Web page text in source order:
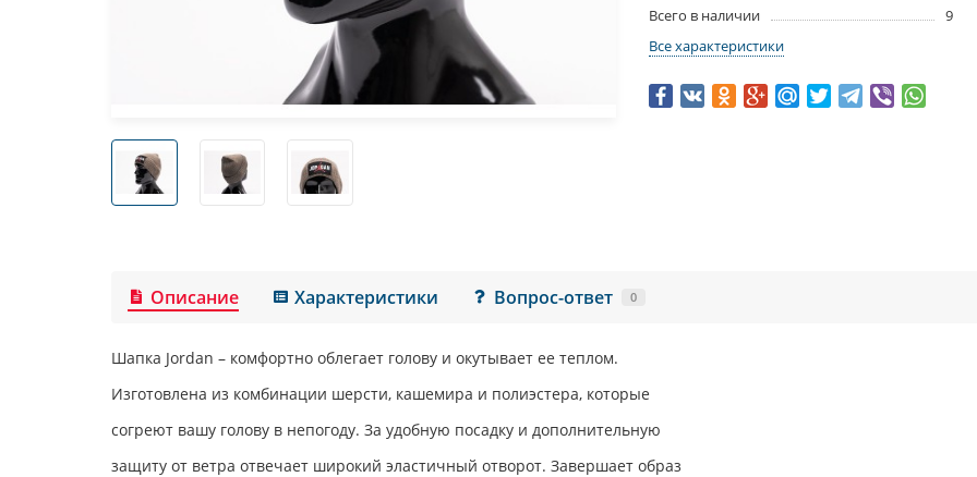
Всего в наличии
9
Все характеристики
Описание Характеристики Вопрос-ответ 0
Шапка Jordan – комфортно облегает голову и окутывает ее теплом.
Изготовлена из комбинации шерсти, кашемира и полиэстера, которые
согреют вашу голову в непогоду. За удобную посадку и дополнительную
защиту от ветра отвечает широкий эластичный отворот. Завершает образ